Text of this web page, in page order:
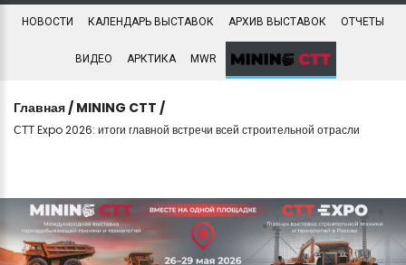
НОВОСТИ КАЛЕНДАРЬ ВЫСТАВОК АРХИВ ВЫСТАВОК ОТЧЕТЫ
ВИДЕО АРКТИКА MWR
Главная / MINING CTT /
СТТ Expo 2026: итоги главной встречи всей строительной отрасли